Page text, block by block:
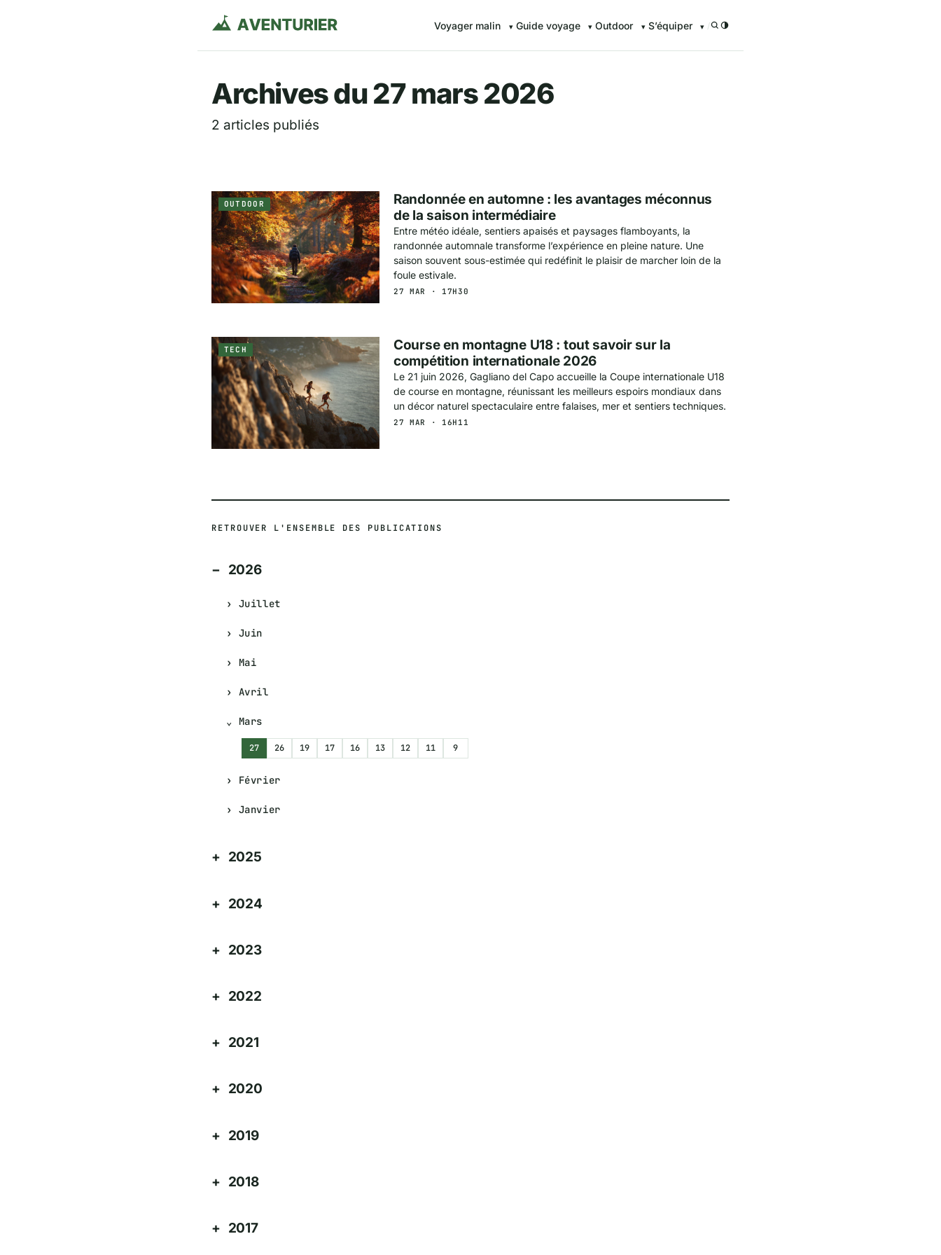
Aventurier.fr — Voyager malin avec Aventurier.FR grâce à nos
Voyager malin Guide voyage Outdoor S’équiper /
Archives du 27 mars 2026
2 articles publiés
OUTDOOR
Randonnée en automne : les avantages méconnus
de la saison intermédiaire
Entre météo idéale, sentiers apaisés et paysages flamboyants, la
randonnée automnale transforme l’expérience en pleine nature. Une
saison souvent sous-estimée qui redéfinit le plaisir de marcher loin de la
foule estivale.
27 MAR · 17H30
TECH
Course en montagne U18 : tout savoir sur la
compétition internationale 2026
Le 21 juin 2026, Gagliano del Capo accueille la Coupe internationale U18
de course en montagne, réunissant les meilleurs espoirs mondiaux dans
un décor naturel spectaculaire entre falaises, mer et sentiers techniques.
27 MAR · 16H11
RETROUVER L'ENSEMBLE DES PUBLICATIONS
2026
Juillet
Juin
Mai
Avril
Mars
27 26 19 17 16 13 12 11 9
Février
Janvier
2025
2024
2023
2022
2021
2020
2019
2018
2017